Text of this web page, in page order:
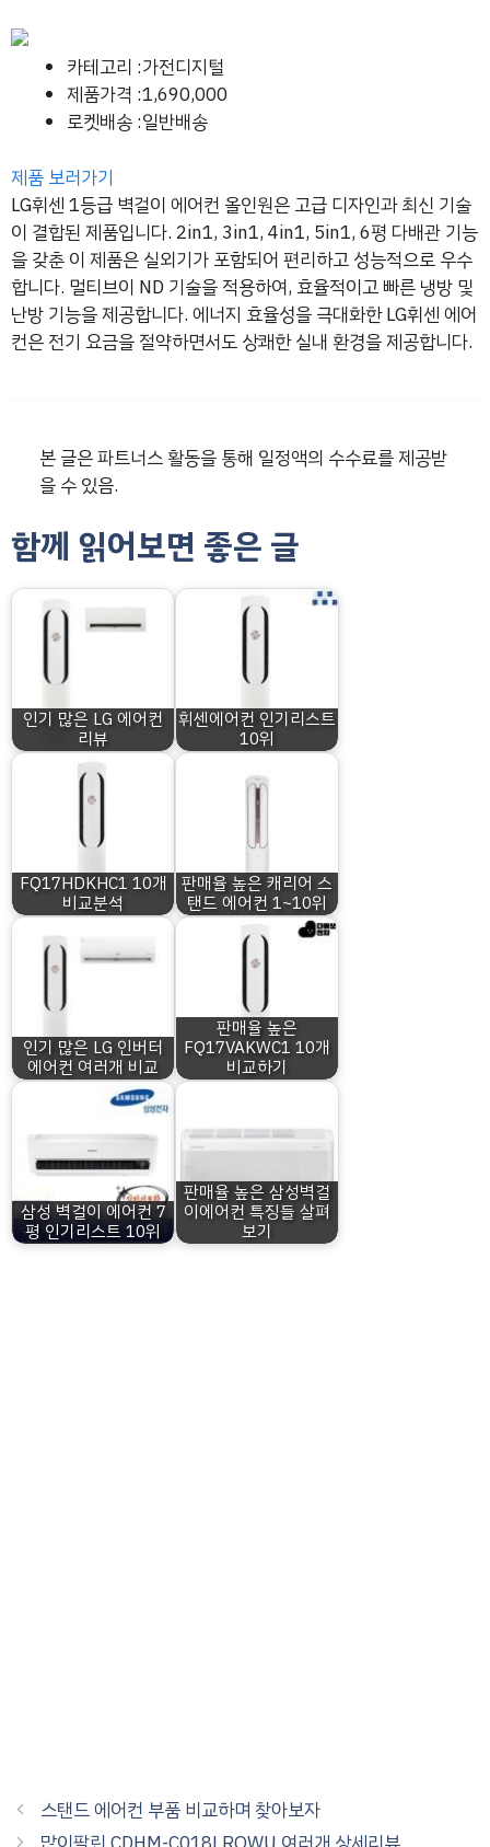
카테고리 :가전디지털
제품가격 :1,690,000
로켓배송 :일반배송
제품 보러가기
LG휘센 1등급 벽걸이 에어컨 올인원은 고급 디자인과 최신 기술
이 결합된 제품입니다. 2in1, 3in1, 4in1, 5in1, 6평 다배관 기능
을 갖춘 이 제품은 실외기가 포함되어 편리하고 성능적으로 우수
합니다. 멀티브이 ND 기술을 적용하여, 효율적이고 빠른 냉방 및
난방 기능을 제공합니다. 에너지 효율성을 극대화한 LG휘센 에어
컨은 전기 요금을 절약하면서도 상쾌한 실내 환경을 제공합니다.
본 글은 파트너스 활동을 통해 일정액의 수수료를 제공받
을 수 있음.
함께 읽어보면 좋은 글
인기 많은 LG 에어컨
리뷰
휘센에어컨 인기리스트
10위
FQ17HDKHC1 10개
비교분석
판매율 높은 캐리어 스
탠드 에어컨 1~10위
인기 많은 LG 인버터
에어컨 여러개 비교
판매율 높은
FQ17VAKWC1 10개
비교하기
삼성 벽걸이 에어컨 7
평 인기리스트 10위
판매율 높은 삼성벽걸
이에어컨 특징들 살펴
보기
스탠드 에어컨 부품 비교하며 찾아보자